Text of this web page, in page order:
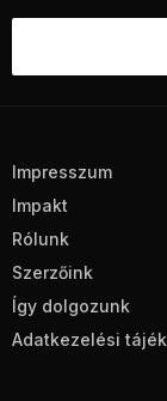
Impresszum
Impakt
Rólunk
Szerzőink
Így dolgozunk
Adatkezelési